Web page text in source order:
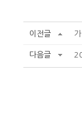
이전글
다음글